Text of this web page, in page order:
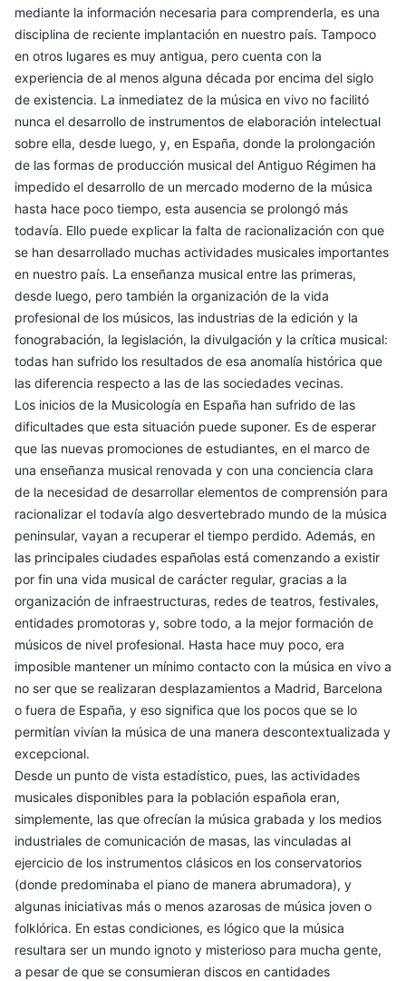
mediante la información necesaria para comprenderla, es una
disciplina de reciente implantación en nuestro país. Tampoco
en otros lugares es muy antigua, pero cuenta con la
experiencia de al menos alguna década por encima del siglo
de existencia. La inmediatez de la música en vivo no facilitó
nunca el desarrollo de instrumentos de elaboración intelectual
sobre ella, desde luego, y, en España, donde la prolongación
de las formas de producción musical del Antiguo Régimen ha
impedido el desarrollo de un mercado moderno de la música
hasta hace poco tiempo, esta ausencia se prolongó más
todavía. Ello puede explicar la falta de racionalización con que
se han desarrollado muchas actividades musicales importantes
en nuestro país. La enseñanza musical entre las primeras,
desde luego, pero también la organización de la vida
profesional de los músicos, las industrias de la edición y la
fonograbación, la legislación, la divulgación y la crítica musical:
todas han sufrido los resultados de esa anomalía histórica que
las diferencia respecto a las de las sociedades vecinas.
Los inicios de la Musicología en España han sufrido de las
dificultades que esta situación puede suponer. Es de esperar
que las nuevas promociones de estudiantes, en el marco de
una enseñanza musical renovada y con una conciencia clara
de la necesidad de desarrollar elementos de comprensión para
racionalizar el todavía algo desvertebrado mundo de la música
peninsular, vayan a recuperar el tiempo perdido. Además, en
las principales ciudades españolas está comenzando a existir
por fin una vida musical de carácter regular, gracias a la
organización de infraestructuras, redes de teatros, festivales,
entidades promotoras y, sobre todo, a la mejor formación de
músicos de nivel profesional. Hasta hace muy poco, era
imposible mantener un mínimo contacto con la música en vivo a
no ser que se realizaran desplazamientos a Madrid, Barcelona
o fuera de España, y eso significa que los pocos que se lo
permitían vivían la música de una manera descontextualizada y
excepcional.
Desde un punto de vista estadístico, pues, las actividades
musicales disponibles para la población española eran,
simplemente, las que ofrecían la música grabada y los medios
industriales de comunicación de masas, las vinculadas al
ejercicio de los instrumentos clásicos en los conservatorios
(donde predominaba el piano de manera abrumadora), y
algunas iniciativas más o menos azarosas de música joven o
folklórica. En estas condiciones, es lógico que la música
resultara ser un mundo ignoto y misterioso para mucha gente,
a pesar de que se consumieran discos en cantidades